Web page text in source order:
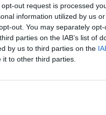
out request is processed
information utilized by us
out. You may separately
parties on the IAB’s list of
by us to third parties on the
to other third parties.
λόγω οδικού